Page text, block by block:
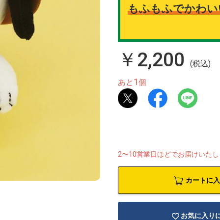
もふもふでかわい
￥2,200
(税込)
あと 1個
2〜10営業日ほどでお届けいた
カートに
お気に入り